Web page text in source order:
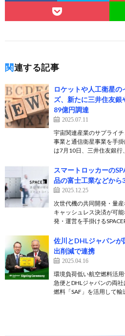
関連する記事
ロケットや人工衛星
ズ、新たに三井住友
89億円調達
2025.07.11
宇宙関連産業のサプライ
事業と通信衛星事業を手
は7月10日、三井住友銀
スマートロッカーの
品の富士工業などから
2025.12.25
次世代機の共同開発・量
キャッシュレス決済が可
発・運営を手掛ける
佐川とDHLジャパン
出削減で連携
2025.04.16
環境負荷低い航空燃料活
急便とDHLジャパンの両
燃料「SAF」を活用して